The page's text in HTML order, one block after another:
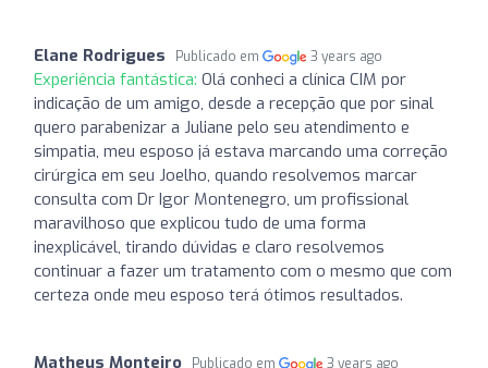
Elane Rodrigues Publicado em 3 years ago
Experiência fantástica: Olá conheci a clínica CIM por
indicação de um amigo, desde a recepção que por sinal
quero parabenizar a Juliane pelo seu atendimento e
simpatia, meu esposo já estava marcando uma correção
cirúrgica em seu Joelho, quando resolvemos marcar
consulta com Dr Igor Montenegro, um profissional
maravilhoso que explicou tudo de uma forma
inexplicável, tirando dúvidas e claro resolvemos
continuar a fazer um tratamento com o mesmo que com
certeza onde meu esposo terá ótimos resultados.
Matheus Monteiro Publicado em 3 years ago